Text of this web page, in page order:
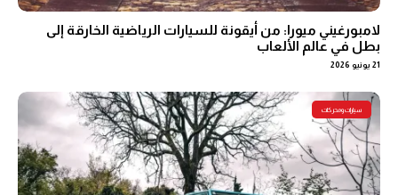
لامبورغيني ميورا: من أيقونة للسيارات الرياضية الخارقة إلى
بطل في عالم الألعاب
21 يونيو 2026
سيارات ومحركات